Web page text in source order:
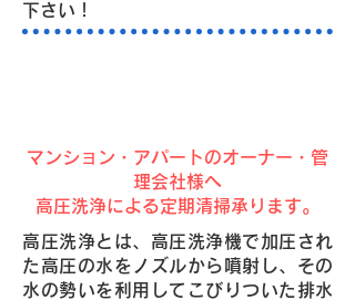
下さい！
マンション・アパートのオーナー・管
理会社様へ
高圧洗浄による定期清掃承ります。
高圧洗浄とは、高圧洗浄機で加圧され
た高圧の水をノズルから噴射し、その
水の勢いを利用してこびりついた排水